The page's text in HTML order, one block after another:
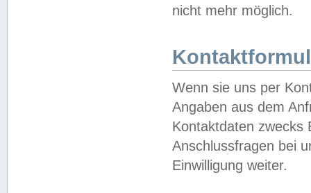
nicht mehr möglich.
Wenn sie uns per
Angaben aus dem
Kontaktdaten zwecks
Anschlussfragen bei
Einwilligung weiter.